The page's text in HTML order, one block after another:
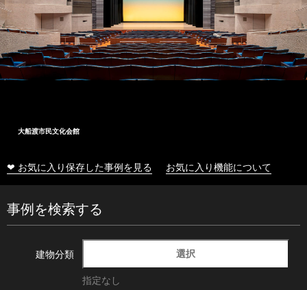
大船渡市民文化会館
❤ お気に入り保存した事例を見る お気に入り機能について
事例を検索する
建物分類 選択
指定なし